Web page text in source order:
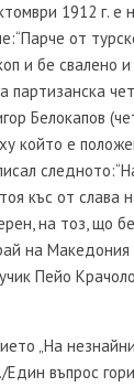
1912 г. е
от
и бе свалено
партизанска
Белокапов(
който е
къс от слава
на тоз, що
на
Пейо
„На
Един въпрос